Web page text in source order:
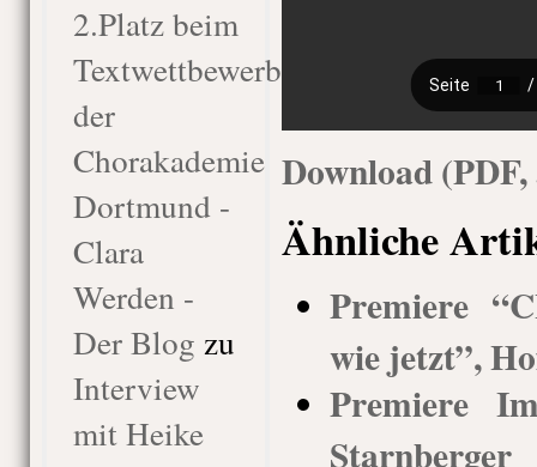
2.Platz beim
Textwettbewerb
der
Chorakademie
Dortmund -
Clara
Werden -
Der Blog zu
Interview
mit Heike
Download
Ähnliche
Premiere
wie jetzt”,
Premiere